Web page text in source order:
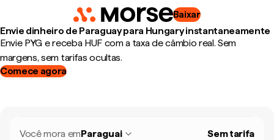
Baixar
Envie dinheiro de Paraguay para Hungary instantaneamente
Envie PYG e receba HUF com a taxa de câmbio real. Sem
margens, sem tarifas ocultas.
Comece agora
Você mora emParaguai Sem tarifa